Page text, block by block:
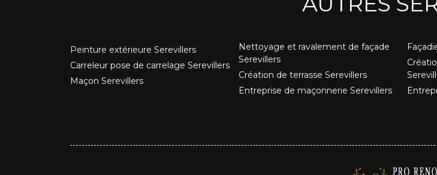
Peinture extérieure Serevillers
Carreleur pose de carrelage Serevillers
Maçon Serevillers
Nettoyage et ravalement de façade
Serevillers
Création de terrasse Serevillers
Entreprise de maçonnerie Serevillers